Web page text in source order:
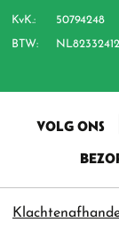
KvK.: 50794248
BTW:
VOLG ONS